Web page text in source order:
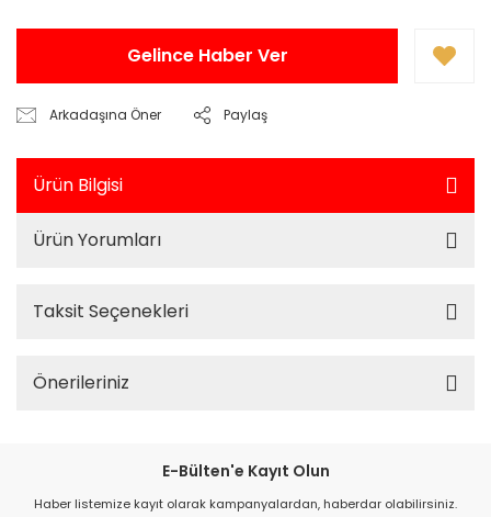
Gelince Haber Ver
Arkadaşına Öner Paylaş
Ürün Bilgisi
Ürün Yorumları
Taksit Seçenekleri
Önerileriniz
E-Bülten'e Kayıt Olun
Haber listemize kayıt olarak kampanyalardan, haberdar olabilirsiniz.